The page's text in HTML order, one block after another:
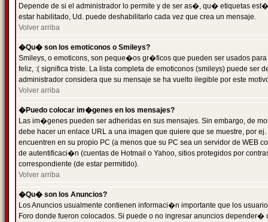
Depende de si el administrador lo permite y de ser as�, qu� etiquetas
estar habilitado, Ud. puede deshabilitarlo cada vez que crea un mensaje.
Volver arriba
�Qu� son los emoticonos o Smileys?
Smileys, o emoticons, son peque�os gr�ficos que pueden ser usados
feliz, :( significa triste. La lista completa de emoticonos (smileys) puede
administrador considera que su mensaje se ha vuelto ilegible por este
Volver arriba
�Puedo colocar im�genes en los mensajes?
Las im�genes pueden ser adheridas en sus mensajes. Sin embargo, de
debe hacer un enlace URL a una imagen que quiere que se muestre, por
encuentren en su propio PC (a menos que su PC sea un servidor de
de autentificaci�n (cuentas de Hotmail o Yahoo, sitios protegidos por
correspondiente (de estar permitido).
Volver arriba
�Qu� son los Anuncios?
Los Anuncios usualmente contienen informaci�n importante que los
Foro donde fueron colocados. Si puede o no ingresar anuncios